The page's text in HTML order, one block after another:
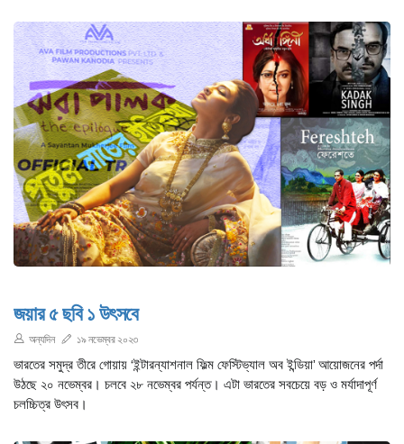
জয়ার ৫ ছবি ১ উৎসবে
অন্যদিন ১৯ নভেম্বর ২০২৩
ভারতের সমুদ্র তীরে গোয়ায় ‘ইন্টারন্যাশনাল ফিল্ম ফেস্টিভ্যাল অব ইন্ডিয়া’ আয়োজনের পর্দা
উঠছে ২০ নভেম্বর। চলবে ২৮ নভেম্বর পর্যন্ত। এটা ভারতের সবচেয়ে বড় ও মর্যাদাপূর্ণ
চলচ্চিত্র উৎসব।